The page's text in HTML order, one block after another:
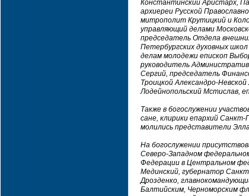
Константинский Аристарх,
архиереи Русской
митрополит Крутицкий и
управляющий делами
председатель Отдела
Петербургских духовных
делам молодежи епископ
руководитель
Сергий, председатель
Троицкой Александро-
Лодейнопольский Мстислав,
Также в богослужении
сане, клирики епархий
молились представители
На богослужении
Северо-Западном
Федерации в Центральном
Мединский, губернатор
Дрозденко,
Балтийским, Черноморским